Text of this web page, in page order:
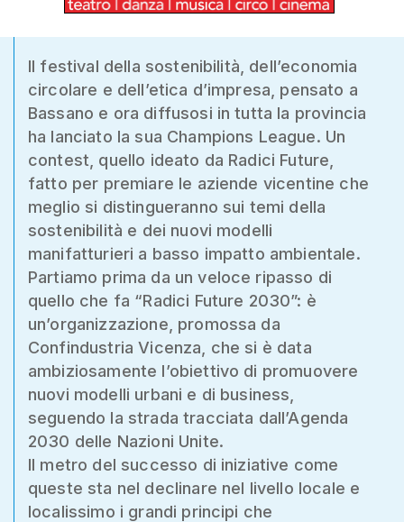
Il festival della sostenibilità, dell’economia
circolare e dell’etica d’impresa, pensato a
Bassano e ora diffusosi in tutta la provincia
ha lanciato la sua Champions League. Un
contest, quello ideato da Radici Future,
fatto per premiare le aziende vicentine che
meglio si distingueranno sui temi della
sostenibilità e dei nuovi modelli
manifatturieri a basso impatto ambientale.
Partiamo prima da un veloce ripasso di
quello che fa “Radici Future 2030”: è
un’organizzazione, promossa da
Confindustria Vicenza, che si è data
ambiziosamente l’obiettivo di promuovere
nuovi modelli urbani e di business,
seguendo la strada tracciata dall’Agenda
2030 delle Nazioni Unite.
Il metro del successo di iniziative come
queste sta nel declinare nel livello locale e
localissimo i grandi principi che